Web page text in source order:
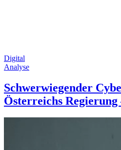
Digital
Analyse
Schwerwiegender
Österreichs